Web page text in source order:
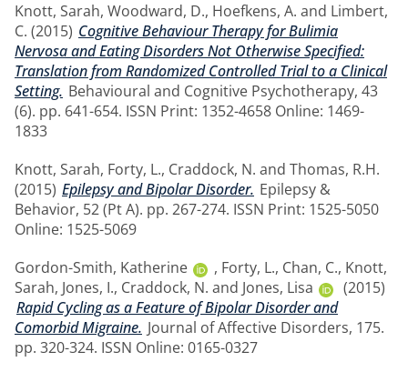
Knott, Sarah, Woodward, D., Hoefkens, A. and Limbert,
C. (2015) Cognitive Behaviour Therapy for Bulimia
Nervosa and Eating Disorders Not Otherwise Specified:
Translation from Randomized Controlled Trial to a Clinical
Setting. Behavioural and Cognitive Psychotherapy, 43
(6). pp. 641-654. ISSN Print: 1352-4658 Online: 1469-
1833
Knott, Sarah, Forty, L., Craddock, N. and Thomas, R.H.
(2015) Epilepsy and Bipolar Disorder. Epilepsy &
Behavior, 52 (Pt A). pp. 267-274. ISSN Print: 1525-5050
Online: 1525-5069
Gordon-Smith, Katherine
, Forty, L., Chan, C., Knott,
Sarah, Jones, I., Craddock, N. and Jones, Lisa
(2015)
Rapid Cycling as a Feature of Bipolar Disorder and
Comorbid Migraine. Journal of Affective Disorders, 175.
pp. 320-324. ISSN Online: 0165-0327